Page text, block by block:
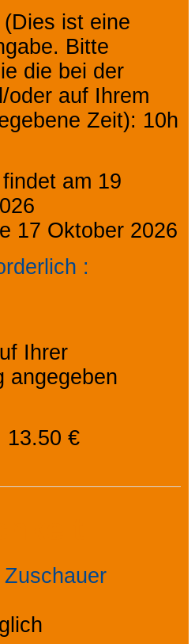
ist eine
Bitte
die bei der
oder auf Ihrem
Zeit): 10h
am 19
17 Oktober 2026
:
Ihrer
angegeben
13.50 €